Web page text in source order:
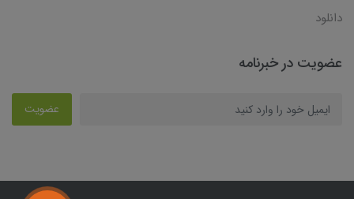
دانلود
عضویت در خبرنامه
عضویت